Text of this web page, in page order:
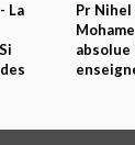
Envoyer
La
Pr